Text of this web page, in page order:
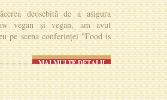
deosebită de a asigura
vegan și vegan, am avut
pe scena conferinței "Food is
MAI MULTE DETALII